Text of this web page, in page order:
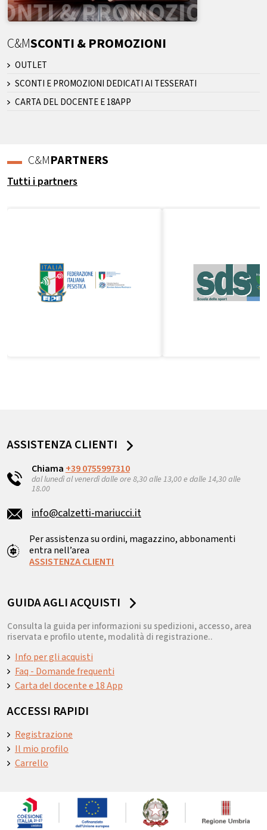
C&MSCONTI & PROMOZIONI
OUTLET
SCONTI E PROMOZIONI DEDICATI AI TESSERATI
CARTA DEL DOCENTE E 18APP
C&MPARTNERS
Tutti i partners
ASSISTENZA CLIENTI
Chiama +39 0755997310
dal lunedì al venerdì dalle ore 8,30 alle 13,00 e dalle 14,30 alle
18.00
info@calzetti-mariucci.it
Per assistenza su ordini, magazzino, abbonamenti
entra nell’area
ASSISTENZA CLIENTI
GUIDA AGLI ACQUISTI
Consulta la guida per informazioni su spedizioni, accesso, area
riservata e profilo utente, modalità di registrazione..
Info per gli acquisti
Faq - Domande frequenti
Carta del docente e 18 App
ACCESSI RAPIDI
Registrazione
Il mio profilo
Carrello